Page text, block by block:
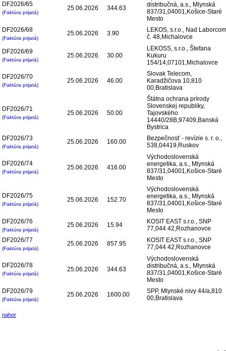
DF2026/65
(Faktúra prijatá)
25.06.2026 344.63
distribučná, a.s., Mlynská
837/31,04001,Košice-Staré
Mesto
DF2026/68
(Faktúra prijatá)
25.06.2026 3.90
LEKOS, s.r.o., Nad Laborcom
č. 48,Michalovce
DF2026/69
(Faktúra prijatá)
25.06.2026 30.00
LEKOSS, s.r.o., Štefana
Kukuru
154/14,07101,Michalovce
DF2026/70
(Faktúra prijatá)
25.06.2026 46.00
Slovak Telecom,
Karadžičova 10,810
00,Bratislava
DF2026/71
(Faktúra prijatá)
25.06.2026 50.00
Štátna ochrana prírody
Slovenskej republiky,
Tajovského
14440/28B,97409,Banská
Bystrica
DF2026/73
(Faktúra prijatá)
25.06.2026 160.00
Bezpečnosť - revízie s. r. o.,
538,04419,Ruskov
DF2026/74
(Faktúra prijatá)
25.06.2026 416.00
Východoslovenská
energetika, a.s., Mlynská
837/31,04001,Košice-Staré
Mesto
DF2026/75
(Faktúra prijatá)
25.06.2026 152.70
Východoslovenská
energetika, a.s., Mlynská
837/31,04001,Košice-Staré
Mesto
DF2026/76
(Faktúra prijatá)
25.06.2026 15.94
KOSIT EAST s.r.o., SNP
77,044 42,Rozhanovce
DF2026/77
(Faktúra prijatá)
25.06.2026 857.95
KOSIT EAST s.r.o., SNP
77,044 42,Rozhanovce
DF2026/78
(Faktúra prijatá)
25.06.2026 344.63
Východoslovenská
distribučná, a.s., Mlynská
837/31,04001,Košice-Staré
Mesto
DF2026/79
(Faktúra prijatá)
25.06.2026 1600.00
SPP, Mlynské nivy 44/a,810
00,Bratislava
nahor